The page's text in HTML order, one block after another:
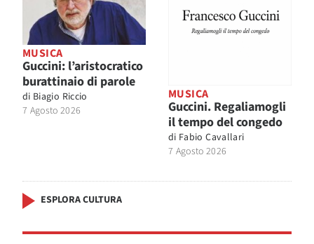
MUSICA
Guccini: l’aristocratico
burattinaio di parole
di Biagio Riccio
7 Agosto 2026
MUSICA
Guccini. Regaliamogli
il tempo del congedo
di Fabio Cavallari
7 Agosto 2026
ESPLORA CULTURA